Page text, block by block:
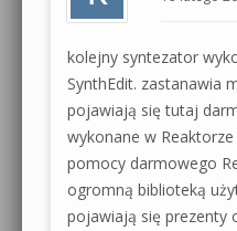
kolejny syntezator
SynthEdit. zastanawia
pojawiają się tutaj
wykonane w
pomocy darmowego
ogromną biblioteką
pojawiają się prezenty